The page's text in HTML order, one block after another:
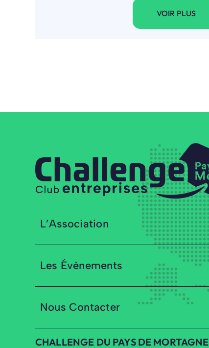
VOIR PLUS
L’Association
Les Évènements
Nous Contacter
CHALLENGE DU PAYS DE MORTAGNE